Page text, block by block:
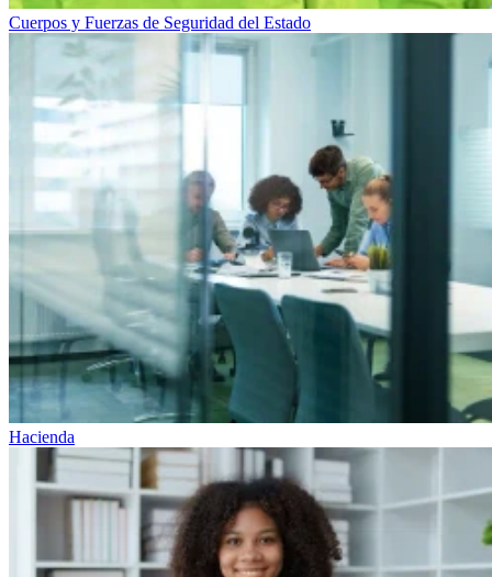
Cuerpos y Fuerzas de Seguridad del Estado
Hacienda